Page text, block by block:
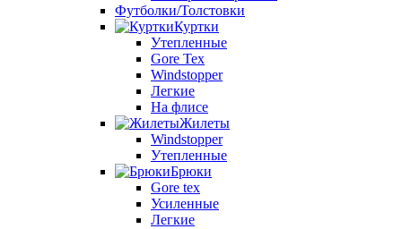
Футболки/Толстовки
Куртки
Утепленные
Gore Tex
Windstopper
Легкие
На флисе
Жилеты
Windstopper
Утепленные
Брюки
Gore tex
Усиленные
Легкие